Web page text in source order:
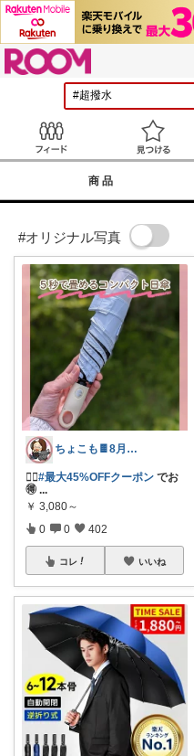
商品
#オリジナル写真
ちょこも🍫8月の推し♡お買物メモ
🏃‍♀️#最大45%OFFクーポン でお
🉐 ...
￥ 3,080～
0 0 402
コレ いいね